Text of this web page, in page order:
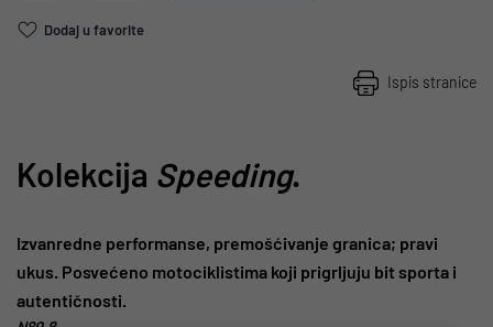
Dodaj u favorite
Ispis stranice
Kolekcija Speeding.
Izvanredne performanse, premošćivanje granica; pravi
ukus. Posvećeno motociklistima koji prigrljuju bit sporta i
autentičnosti.